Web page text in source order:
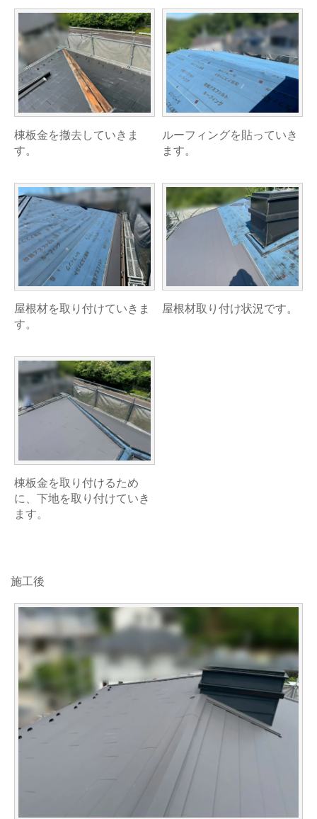
棟板金を撤去していきま
す。
ルーフィングを貼っていき
ます。
屋根材を取り付けていきま
す。
屋根材取り付け状況です。
棟板金を取り付けるため
に、下地を取り付けていき
ます。
施工後